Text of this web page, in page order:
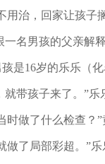
治，回家让孩子搁
一名男孩的父亲解释
16岁的乐乐（化
就带孩子来了。”
做了什么检查？”
了局部彩超。”乐